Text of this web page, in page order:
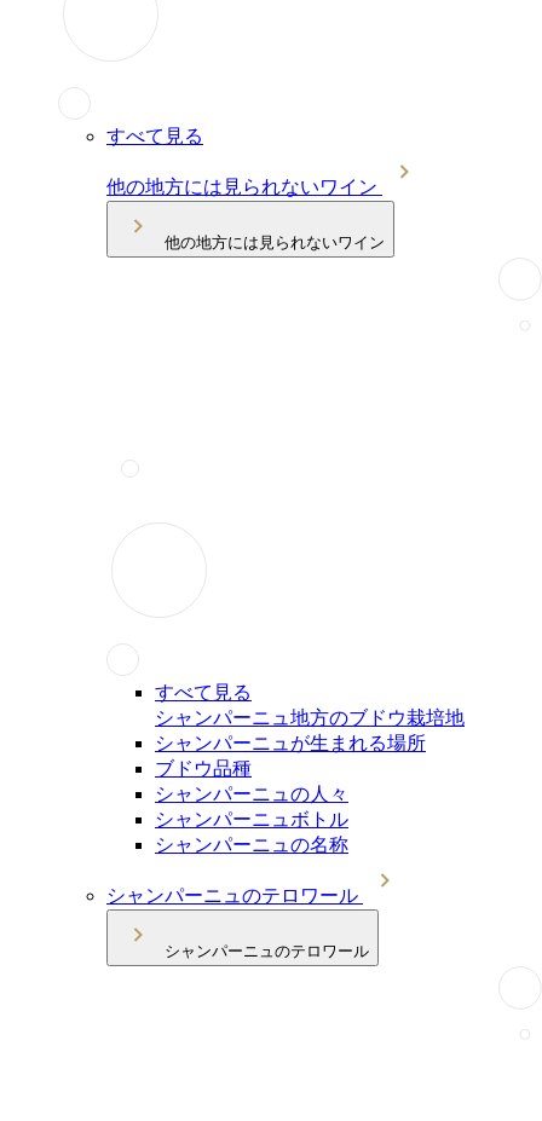
すべて見る
他の地方には見られないワイン
他の地方には見られないワイン
すべて見る
シャンパーニュ地方のブドウ栽培地
シャンパーニュが生まれる場所
ブドウ品種
シャンパーニュの人々
シャンパーニュボトル
シャンパーニュの名称
シャンパーニュのテロワール
シャンパーニュのテロワール